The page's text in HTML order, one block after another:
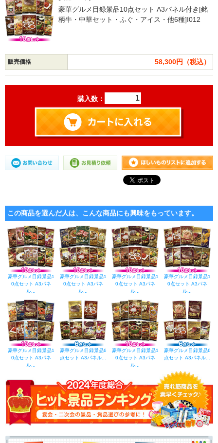
豪華グルメ目録景品10点セット A3パネル付き[銘
柄牛・中華セット・ふぐ・アイス・他6種]I012
販売価格 58,300円（税込）
購入数：
この商品を選んだ人は、こんな商品にも興味をもっています。
豪華グルメ目録景品1
0点セット A3パネ
ル...
豪華グルメ目録景品1
0点セット A3パネ
ル...
豪華グルメ目録景品1
0点セット A3パネ
ル...
豪華グルメ目録景品1
0点セット A3パネ
ル...
豪華グルメ目録景品1
0点セット A3パネ
ル...
豪華グルメ目録景品6
点セット A3パネル...
豪華グルメ目録景品1
0点セット A3パネ
ル...
豪華グルメ目録景品6
点セット A3パネル...